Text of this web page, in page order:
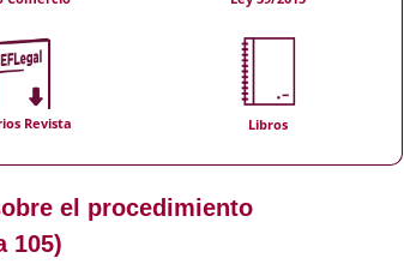
Revista Libros
el procedimiento
105)